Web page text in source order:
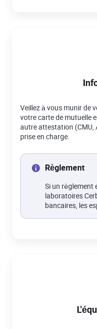
Veillez à vous munir de
votre carte de mutuelle
autre attestation (CMU,
prise en charge.
Règlement
Si un règlement
laboratoires
bancaires, les